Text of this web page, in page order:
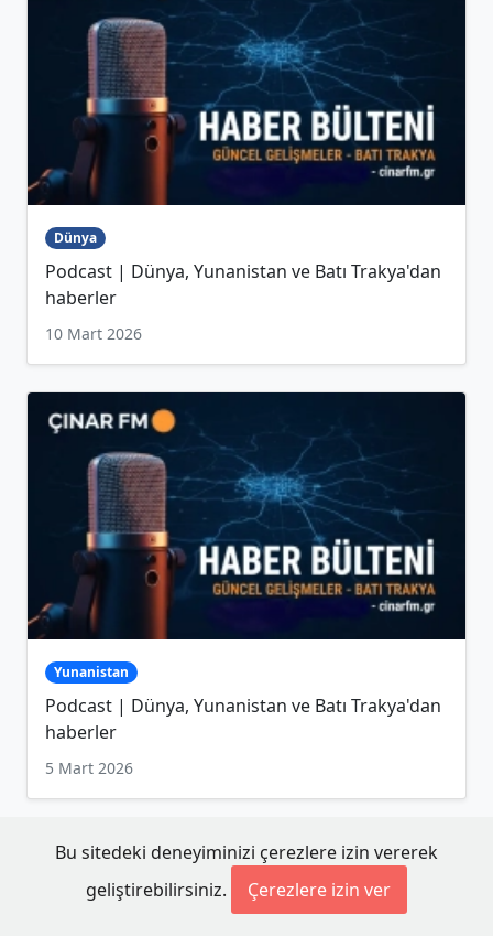
Dünya
Podcast | Dünya, Yunanistan ve Batı Trakya'dan
haberler
10 Mart 2026
Yunanistan
Podcast | Dünya, Yunanistan ve Batı Trakya'dan
haberler
5 Mart 2026
Bu sitedeki deneyiminizi çerezlere izin vererek
geliştirebilirsiniz.
Çerezlere izin ver